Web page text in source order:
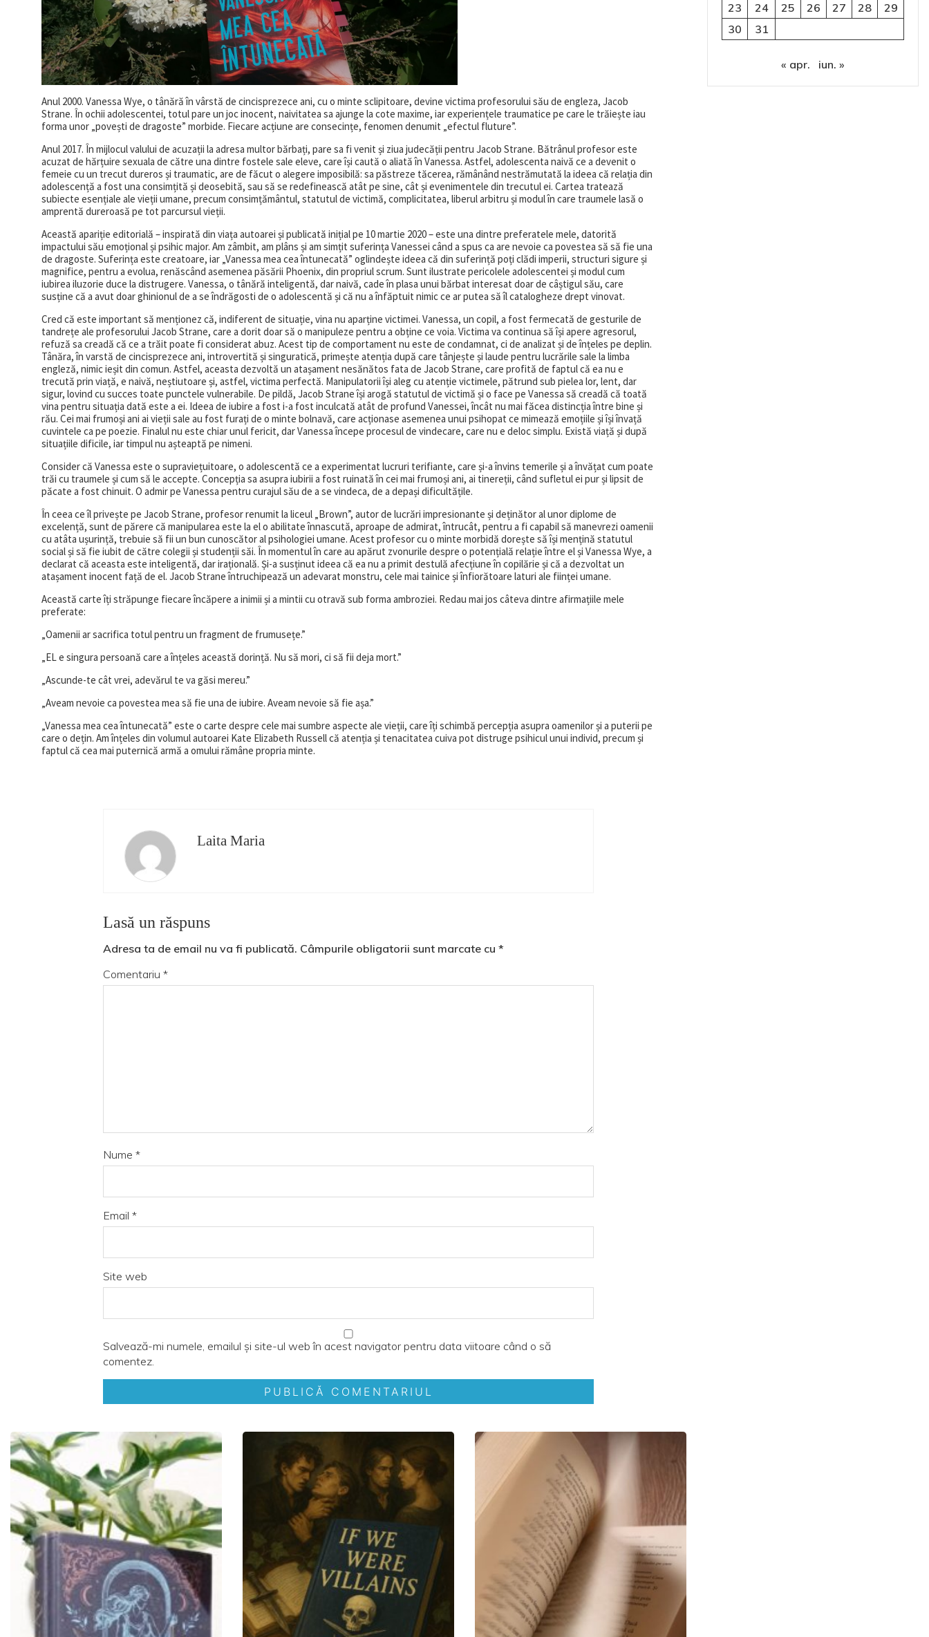
Anul 2000. Vanessa Wye, o tânără în vârstă de cincisprezece ani, cu o minte sclipitoare, devine victima profesorului său de engleza, Jacob
Strane. În ochii adolescentei, totul pare un joc inocent, naivitatea sa ajunge la cote maxime, iar experiențele traumatice pe care le trăiește iau
forma unor „povești de dragoste” morbide. Fiecare acțiune are consecințe, fenomen denumit „efectul fluture”.
Anul 2017. În mijlocul valului de acuzații la adresa multor bărbați, pare sa fi venit și ziua judecății pentru Jacob Strane. Bătrânul profesor este
acuzat de hărțuire sexuala de către una dintre fostele sale eleve, care își caută o aliată în Vanessa. Astfel, adolescenta naivă ce a devenit o
femeie cu un trecut dureros și traumatic, are de făcut o alegere imposibilă: sa păstreze tăcerea, rămânând nestrămutată la ideea că relația din
adolescență a fost una consimțită și deosebită, sau să se redefinească atât pe sine, cât și evenimentele din trecutul ei. Cartea tratează
subiecte esențiale ale vieții umane, precum consimțământul, statutul de victimă, complicitatea, liberul arbitru și modul în care traumele lasă o
amprentă dureroasă pe tot parcursul vieții.
Această apariție editorială – inspirată din viața autoarei și publicată inițial pe 10 martie 2020 – este una dintre preferatele mele, datorită
impactului său emoțional și psihic major. Am zâmbit, am plâns și am simțit suferința Vanessei când a spus ca are nevoie ca povestea să să fie una
de dragoste. Suferința este creatoare, iar „Vanessa mea cea întunecată” oglindește ideea că din suferință poți clădi imperii, structuri sigure și
magnifice, pentru a evolua, renăscând asemenea păsării Phoenix, din propriul scrum. Sunt ilustrate pericolele adolescentei și modul cum
iubirea iluzorie duce la distrugere. Vanessa, o tânără inteligentă, dar naivă, cade în plasa unui bărbat interesat doar de câștigul său, care
susține că a avut doar ghinionul de a se îndrăgosti de o adolescentă și că nu a înfăptuit nimic ce ar putea să îl catalogheze drept vinovat.
Cred că este important să menționez că, indiferent de situație, vina nu aparține victimei. Vanessa, un copil, a fost fermecată de gesturile de
tandrețe ale profesorului Jacob Strane, care a dorit doar să o manipuleze pentru a obține ce voia. Victima va continua să își apere agresorul,
refuză sa creadă că ce a trăit poate fi considerat abuz. Acest tip de comportament nu este de condamnat, ci de analizat și de înțeles pe deplin.
Tânăra, în varstă de cincisprezece ani, introvertită și singuratică, primește atenția după care tânjește și laude pentru lucrările sale la limba
engleză, nimic ieșit din comun. Astfel, aceasta dezvoltă un atașament nesănătos fata de Jacob Strane, care profită de faptul că ea nu e
trecută prin viață, e naivă, neștiutoare și, astfel, victima perfectă. Manipulatorii își aleg cu atenție victimele, pătrund sub pielea lor, lent, dar
sigur, lovind cu succes toate punctele vulnerabile. De pildă, Jacob Strane își arogă statutul de victimă și o face pe Vanessa să creadă că toată
vina pentru situația dată este a ei. Ideea de iubire a fost i-a fost inculcată atât de profund Vanessei, încât nu mai făcea distincția între bine și
rău. Cei mai frumoși ani ai vieții sale au fost furați de o minte bolnavă, care acționase asemenea unui psihopat ce mimează emoțiile și își învață
cuvintele ca pe poezie. Finalul nu este chiar unul fericit, dar Vanessa începe procesul de vindecare, care nu e deloc simplu. Există viață și după
situațiile dificile, iar timpul nu așteaptă pe nimeni.
Consider că Vanessa este o supraviețuitoare, o adolescentă ce a experimentat lucruri terifiante, care și-a învins temerile și a învățat cum poate
trăi cu traumele și cum să le accepte. Concepția sa asupra iubirii a fost ruinată în cei mai frumoși ani, ai tinereții, când sufletul ei pur și lipsit de
păcate a fost chinuit. O admir pe Vanessa pentru curajul său de a se vindeca, de a depași dificultățile.
În ceea ce îl privește pe Jacob Strane, profesor renumit la liceul „Brown”, autor de lucrări impresionante și deținător al unor diplome de
excelență, sunt de părere că manipularea este la el o abilitate înnascută, aproape de admirat, întrucât, pentru a fi capabil să manevrezi oamenii
cu atâta ușurință, trebuie să fii un bun cunoscător al psihologiei umane. Acest profesor cu o minte morbidă dorește să își mențină statutul
social și să fie iubit de către colegii și studenții săi. În momentul în care au apărut zvonurile despre o potențială relație între el și Vanessa Wye, a
declarat că aceasta este inteligentă, dar irațională. Și-a susținut ideea că ea nu a primit destulă afecțiune în copilărie și că a dezvoltat un
atașament inocent față de el. Jacob Strane întruchipează un adevarat monstru, cele mai tainice și înfiorătoare laturi ale ființei umane.
Această carte îți străpunge fiecare încăpere a inimii și a mintii cu otravă sub forma ambroziei. Redau mai jos câteva dintre afirmațiile mele
preferate:
„Oamenii ar sacrifica totul pentru un fragment de frumusețe.”
„EL e singura persoană care a înțeles această dorință. Nu să mori, ci să fii deja mort.”
„Ascunde-te cât vrei, adevărul te va găsi mereu.”
„Aveam nevoie ca povestea mea să fie una de iubire. Aveam nevoie să fie așa.”
„Vanessa mea cea întunecată” este o carte despre cele mai sumbre aspecte ale vieții, care îți schimbă percepția asupra oamenilor și a puterii pe
care o dețin. Am înțeles din volumul autoarei Kate Elizabeth Russell că atenția și tenacitatea cuiva pot distruge psihicul unui individ, precum și
faptul că cea mai puternică armă a omului rămâne propria minte.
Laita Maria
Lasă un răspuns
Adresa ta de email nu va fi publicată. Câmpurile obligatorii sunt marcate cu *
Comentariu *
Nume *
Email *
Site web
Salvează-mi numele, emailul și site-ul web în acest navigator pentru data viitoare când o să
comentez.
23
24 25 26 27 28
29
30
31
« apr. iun. »